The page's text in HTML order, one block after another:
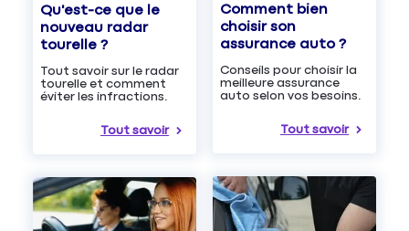
Qu'est-ce que le
nouveau radar
tourelle ?
Tout savoir sur le radar
tourelle et comment
éviter les infractions.
Tout savoir
Comment bien
choisir son
assurance auto ?
Conseils pour choisir la
meilleure assurance
auto selon vos besoins.
Tout savoir